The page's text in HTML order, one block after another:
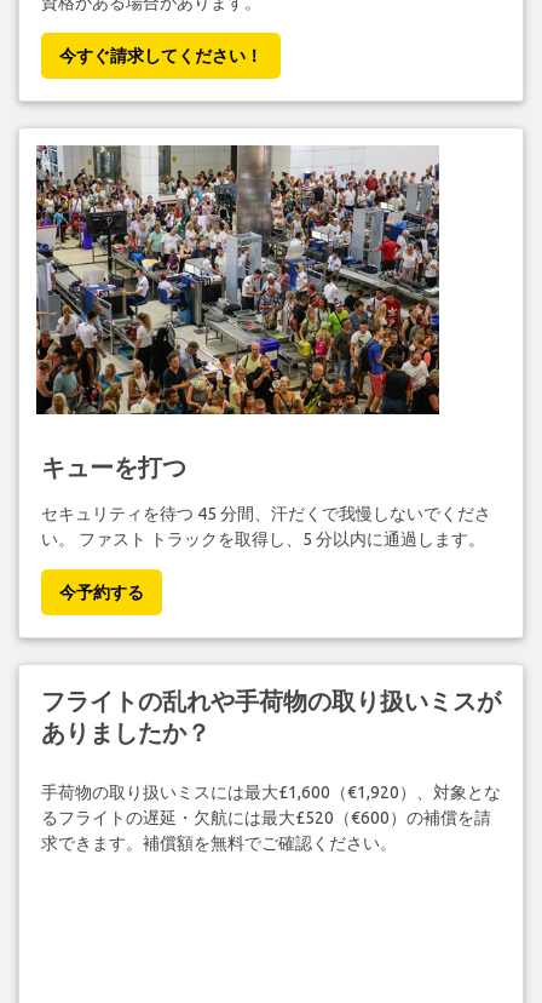
今すぐ請求してください！
キューを打つ
セキュリティを待つ 45 分間、汗だくで我慢しないでくださ
い。 ファスト トラックを取得し、5 分以内に通過します。
今予約する
フライトの乱れや手荷物の取り扱いミスが
ありましたか？
手荷物の取り扱いミスには最大£1,600（€1,920）、対象とな
るフライトの遅延・欠航には最大£520（€600）の補償を請
求できます。補償額を無料でご確認ください。